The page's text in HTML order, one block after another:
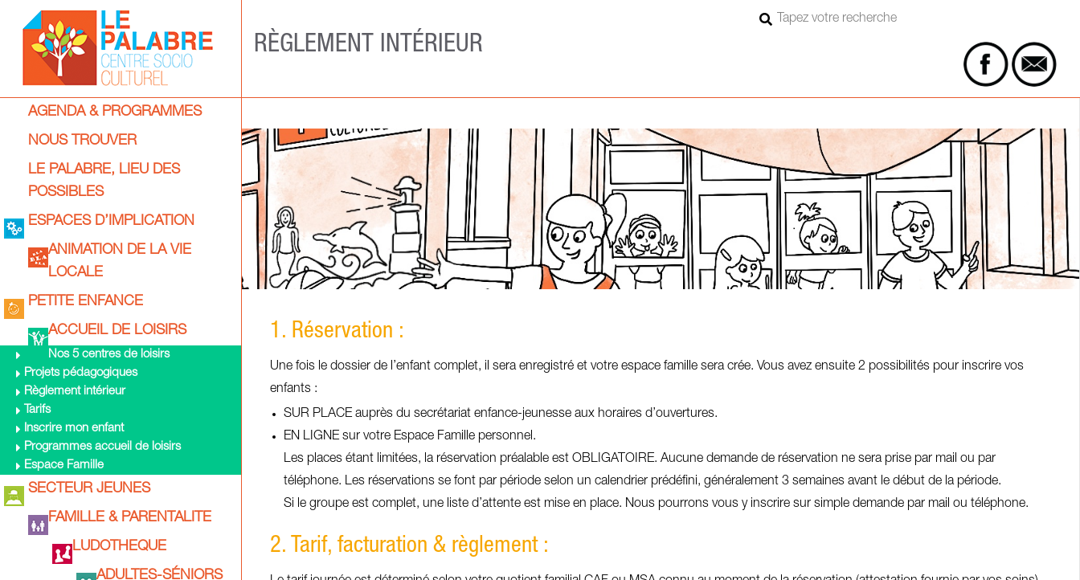
content
Centre
socio-
culturel
Le
Palabre
Primary
AGENDA & PROGRAMMES
NOUS TROUVER
LE PALABRE, LIEU DES
POSSIBLES
ESPACES D’IMPLICATION
ANIMATION DE LA VIE
LOCALE
PETITE ENFANCE
ACCUEIL DE LOISIRS
Nos 5 centres de loisirs
Projets pédagogiques
Règlement intérieur
Tarifs
Inscrire mon enfant
Programmes accueil de loisirs
Espace Famille
SECTEUR JEUNES
FAMILLE & PARENTALITE
LUDOTHEQUE
ADULTES-SÉNIORS
Rechercher
RÈGLEMENT INTÉRIEUR
1. Réservation :
Une fois le dossier de l’enfant complet, il sera enregistré et votre espace famille sera crée. Vous avez ensuite 2 possibilités pour inscrire vos
enfants :
SUR PLACE auprès du secrétariat enfance-jeunesse aux horaires d’ouvertures.
EN LIGNE sur votre Espace Famille personnel.
Les places étant limitées, la réservation préalable est OBLIGATOIRE. Aucune demande de réservation ne sera prise par mail ou par
téléphone. Les réservations se font par période selon un calendrier prédéfini, généralement 3 semaines avant le début de la période.
Si le groupe est complet, une liste d’attente est mise en place. Nous pourrons vous y inscrire sur simple demande par mail ou téléphone.
2. Tarif, facturation & règlement :